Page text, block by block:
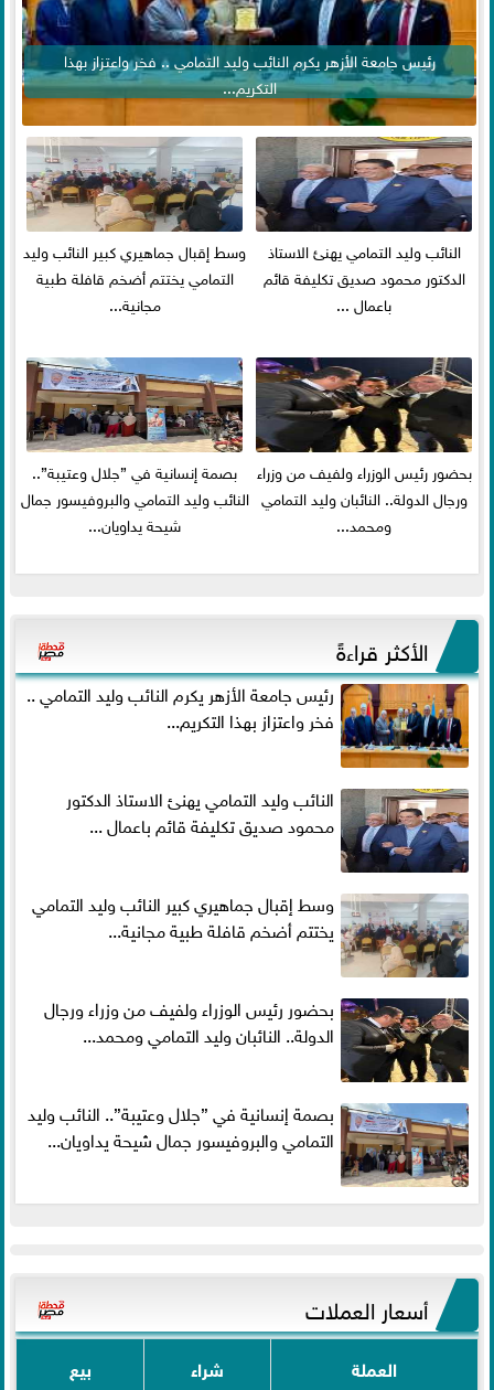
رئيس جامعة الأزهر يكرم النائب وليد التمامي .. فخر واعتزاز بهذا
التكريم...
النائب وليد التمامي يهنئ الاستاذ
الدكتور محمود صديق تكليفة قائم
باعمال ...
وسط إقبال جماهيري كبير النائب وليد
التمامي يختتم أضخم قافلة طبية
مجانية...
بحضور رئيس الوزراء ولفيف من وزراء
ورجال الدولة.. النائبان وليد التمامي
ومحمد...
بصمة إنسانية في ”جلال وعتيبة”..
النائب وليد التمامي والبروفيسور جمال
شيحة يداويان...
الأكثر قراءةً
رئيس جامعة الأزهر يكرم النائب وليد التمامي ..
فخر واعتزاز بهذا التكريم...
النائب وليد التمامي يهنئ الاستاذ الدكتور
محمود صديق تكليفة قائم باعمال ...
وسط إقبال جماهيري كبير النائب وليد التمامي
يختتم أضخم قافلة طبية مجانية...
بحضور رئيس الوزراء ولفيف من وزراء ورجال
الدولة.. النائبان وليد التمامي ومحمد...
بصمة إنسانية في ”جلال وعتيبة”.. النائب وليد
التمامي والبروفيسور جمال شيحة يداويان...
أسعار العملات
العملة شراء بيع